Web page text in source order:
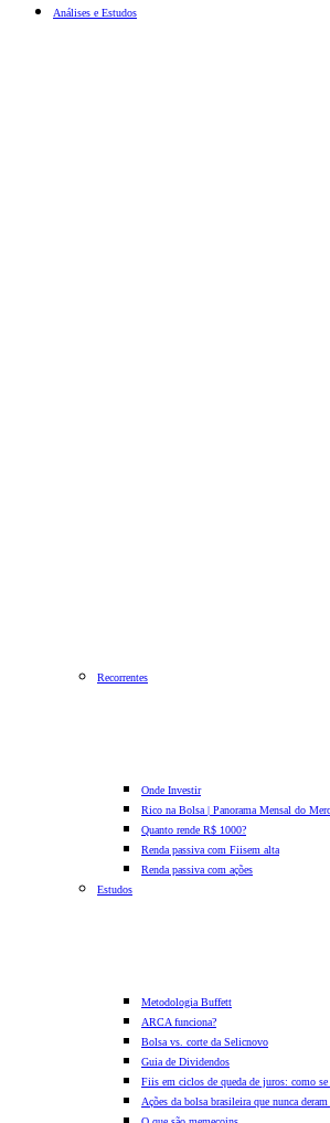
Análises e Estudos
Recorrentes
Onde Investir
Rico na Bolsa | Panorama Mensal do
Quanto rende R$ 1000?
Renda passiva com Fiisem alta
Renda passiva com ações
Estudos
Metodologia Buffett
ARCA funciona?
Bolsa vs. corte da Selicnovo
Guia de Dividendos
Fiis em ciclos de queda de juros: como se
Ações da bolsa brasileira que nunca